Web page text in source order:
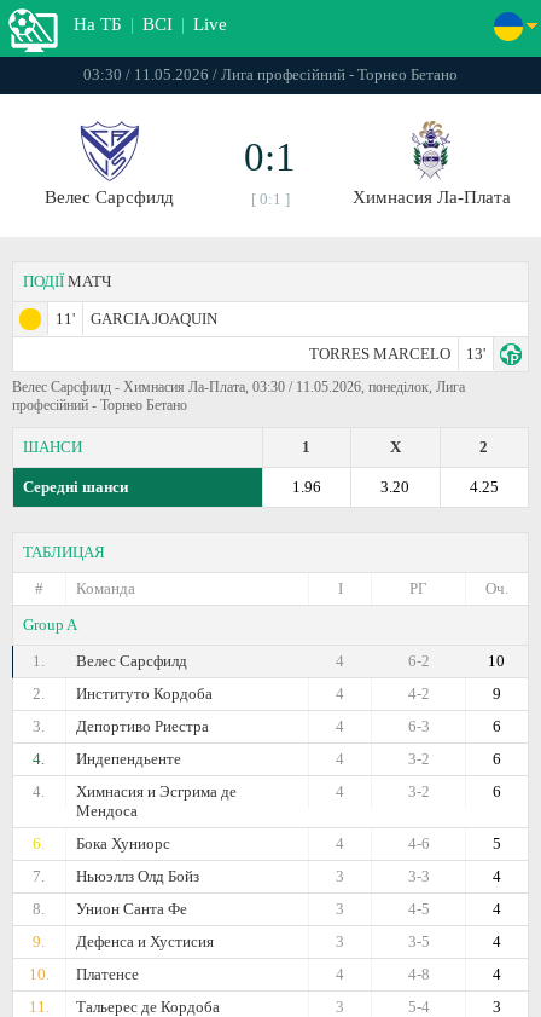
На ТБ | ВСІ | Live
03:30 / 11.05.2026 / Лига професійний - Торнео Бетано
Велес Сарсфилд
0:1
[ 0:1 ] Химнасия Ла-Плата
ПОДІЇ МАТЧ
11'
GARCIA JOAQUIN
TORRES MARCELO
13'
Велес Сарсфилд - Химнасия Ла-Плата, 03:30 / 11.05.2026, понеділок, Лига
професійний - Торнео Бетано
ШАНСИ 2
X
1
Середні шанси 4.25
3.20
1.96
ТАБЛИЦАЯ
#
Команда Оч.
РГ
I
Group A
1.
Велес Сарсфилд 10
6-2
4
2.
Институто Кордоба 9
4-2
4
3.
Депортиво Риестра 6
6-3
4
4.
Индепендьенте 6
3-2
4
4.
Химнасия и Эсгрима де
Мендоса
6
3-2
4
6. Бока Хуниорс 5
4-6
4
7.
Ньюэллз Олд Бойз 4
3-3
3
8.
Унион Санта Фе 4
4-5
3
9.
Дефенса и Хустисия 4
3-5
3
10.
Платенсе 4
4-8
4
11.
Тальерес де Кордоба 3
5-4
3